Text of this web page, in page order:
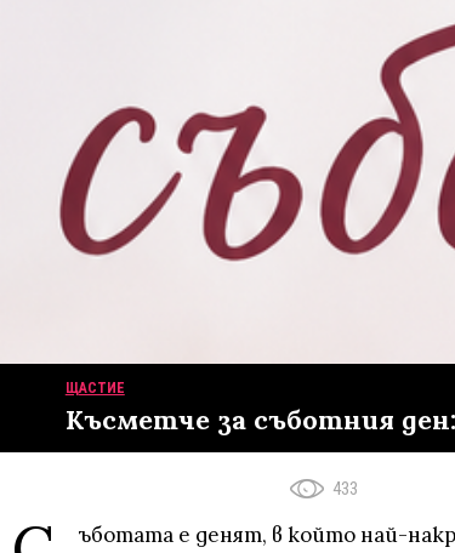
ЩАСТИЕ
Късметче за съботния
433
ъботата е денят, в който най-